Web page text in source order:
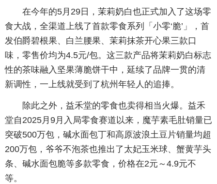
在今年的5月29日，茉莉奶白也正式加入了这场零
食大战，全渠道上线了首款零食系列「小零‘脆’」，首
发伯爵碧根果、白兰腰果、茉莉抹茶开心果三款口
味，零售价均为4.5元/包。这三款产品将茉莉奶白标志
性的茶味融入坚果薄脆饼干中，延续了品牌一贯的清
新调性，一上线就受到了杭州年轻人的追捧。
除此之外，益禾堂的零食也卖得相当火爆。益禾
堂自2025月9月入局零食赛道以来，魔芋素毛肚销量已
突破500万包，碱水面包丁和高原波浪土豆片销量均超
200万包，爷爷不泡茶也推出了太妃玉米球、蟹黄芋头
条、碱水面包脆等多款零食，价格在2元～4.9元不
等。